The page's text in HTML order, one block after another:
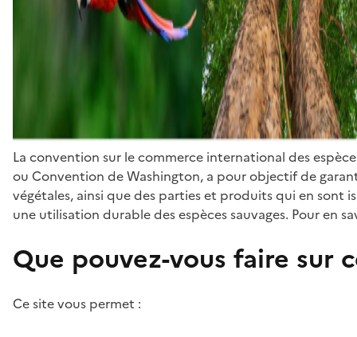
La convention sur le commerce international des
ou Convention de Washington, a pour objectif de
végétales, ainsi que des parties et produits qui en sont
une utilisation durable des espèces sauvages. Pour en
Que pouvez-vous faire sur
Ce site vous permet :